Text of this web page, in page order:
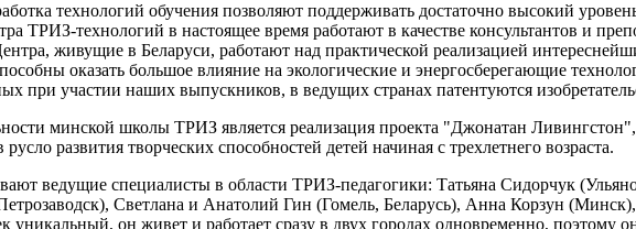
технологий обучения позволяют поддерживать достаточно высокий
ТРИЗ-технологий в настоящее время работают в качестве консультантов и
живущие в Беларуси, работают над практической реализацией
оказать большое влияние на экологические и энергосберегающие
при участии наших выпускников, в ведущих странах патентуются
минской школы ТРИЗ является реализация проекта "Джонатан
развития творческих способностей детей начиная с трехлетнего возраста.
ведущие специалисты в области ТРИЗ-педагогики: Татьяна Сидорчук
Светлана и Анатолий Гин (Гомель, Беларусь), Анна Корзун
уникальный, он живет и работает сразу в двух городах одновременно, поэтому